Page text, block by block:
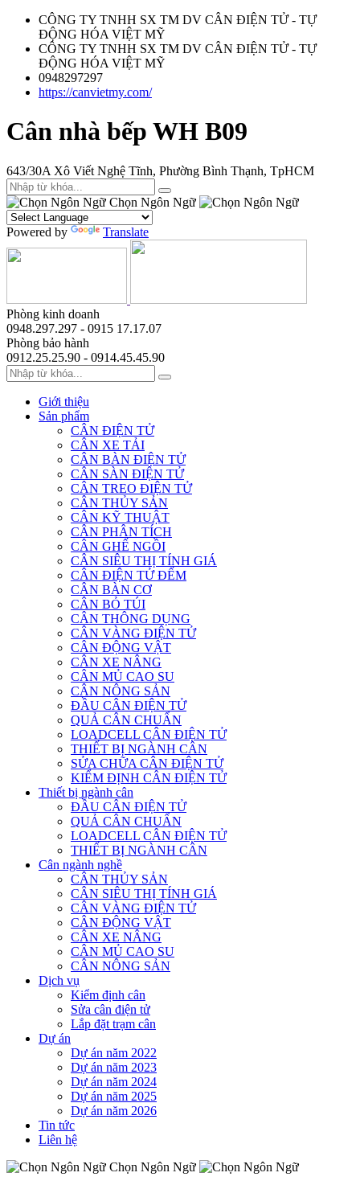
CÔNG TY TNHH SX TM DV CÂN ĐIỆN TỬ - TỰ
ĐỘNG HÓA VIỆT MỸ
CÔNG TY TNHH SX TM DV CÂN ĐIỆN TỬ - TỰ
ĐỘNG HÓA VIỆT MỸ
0948297297
https://canvietmy.com/
Cân nhà bếp WH B09
643/30A Xô Viết Nghệ Tĩnh, Phường Bình Thạnh, TpHCM
Chọn Ngôn Ngữ
Powered by Translate
Phòng kinh doanh
0948.297.297 - 0915 17.17.07
Phòng bảo hành
0912.25.25.90 - 0914.45.45.90
Giới thiệu
Sản phẩm
CÂN ĐIỆN TỬ
CÂN XE TẢI
CÂN BÀN ĐIỆN TỬ
CÂN SÀN ĐIỆN TỬ
CÂN TREO ĐIỆN TỬ
CÂN THỦY SẢN
CÂN KỸ THUẬT
CÂN PHÂN TÍCH
CÂN GHẾ NGỒI
CÂN SIÊU THỊ TÍNH GIÁ
CÂN ĐIỆN TỬ ĐẾM
CÂN BÀN CƠ
CÂN BỎ TÚI
CÂN THÔNG DỤNG
CÂN VÀNG ĐIỆN TỬ
CÂN ĐỘNG VẬT
CÂN XE NÂNG
CÂN MỦ CAO SU
CÂN NÔNG SẢN
ĐẦU CÂN ĐIỆN TỬ
QUẢ CÂN CHUẨN
LOADCELL CÂN ĐIỆN TỬ
THIẾT BỊ NGÀNH CÂN
SỬA CHỮA CÂN ĐIỆN TỬ
KIỂM ĐỊNH CÂN ĐIỆN TỬ
Thiết bị ngành cân
ĐẦU CÂN ĐIỆN TỬ
QUẢ CÂN CHUẨN
LOADCELL CÂN ĐIỆN TỬ
THIẾT BỊ NGÀNH CÂN
Cân ngành nghề
CÂN THỦY SẢN
CÂN SIÊU THỊ TÍNH GIÁ
CÂN VÀNG ĐIỆN TỬ
CÂN ĐỘNG VẬT
CÂN XE NÂNG
CÂN MỦ CAO SU
CÂN NÔNG SẢN
Dịch vụ
Kiểm định cân
Sửa cân điện tử
Lắp đặt trạm cân
Dự án
Dự án năm 2022
Dự án năm 2023
Dự án năm 2024
Dự án năm 2025
Dự án năm 2026
Tin tức
Liên hệ
Chọn Ngôn Ngữ